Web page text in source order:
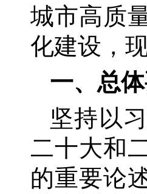
城市高质
化建设，
一、总
坚持以
二十大和
的重要论